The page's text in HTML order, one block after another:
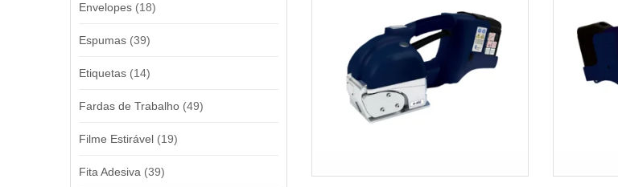
Envelopes (18)
Espumas (39)
Etiquetas (14)
Fardas de Trabalho (49)
Filme Estirável (19)
Fita Adesiva (39)